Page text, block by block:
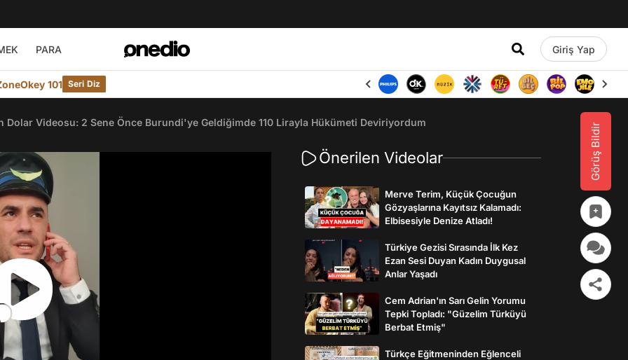
PARA Giriş Yap
101 Seri Diz
Görüş Bildir
Videosu: 2 Sene Önce Burundi'ye Geldiğimde 110 Lirayla Hükümeti Deviriyordum
Önerilen Videolar
Merve Terim, Küçük Çocuğun
Gözyaşlarına Kayıtsız Kalamadı:
Elbisesiyle Denize Atladı!
Türkiye Gezisi Sırasında İlk Kez
Ezan Sesi Duyan Kadın Duygusal
Anlar Yaşadı
Cem Adrian'ın Sarı Gelin Yorumu
Tepki Topladı: "Güzelim Türküyü
Berbat Etmiş"
Türkçe Eğitmeninden Eğlenceli